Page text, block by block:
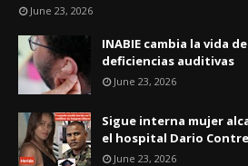
June 23, 2026
INABIE cambia la vida
deficiencias auditivas
June 23, 2026
Sigue interna mujer
el hospital Dario
June 23, 2026